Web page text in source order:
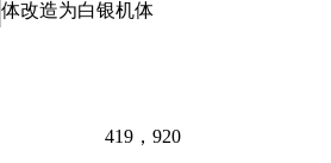
体改造为白银机体
419，920